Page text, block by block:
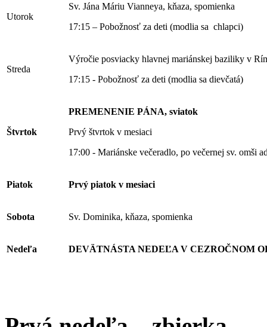
Utorok
Sv. Jána Máriu Vianneya, kňaza, spomienka
17:15 – Pobožnosť za deti (modlia sa chlapci)
Streda
Výročie posviacky hlavnej mariánskej baziliky v
17:15 - Pobožnosť za deti (modlia sa dievčatá)
Štvrtok
PREMENENIE PÁNA, sviatok
Prvý štvrtok v mesiaci
17:00 - Mariánske večeradlo, po večernej sv. omši
Piatok Prvý piatok v mesiaci
Sobota Sv. Dominika, kňaza, spomienka
Nedeľa DEVÄTNÁSTA NEDEĽA V CEZROČNOM